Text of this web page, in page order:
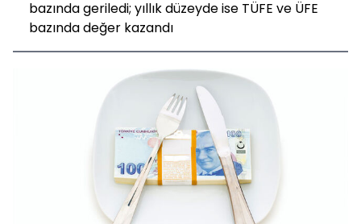
bazında geriledi; yıllık düzeyde ise TÜFE ve ÜFE
bazında değer kazandı